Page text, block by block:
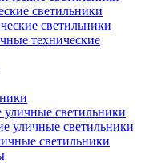
светильники
светильники
технические
светильники
уличные светильники
светильники